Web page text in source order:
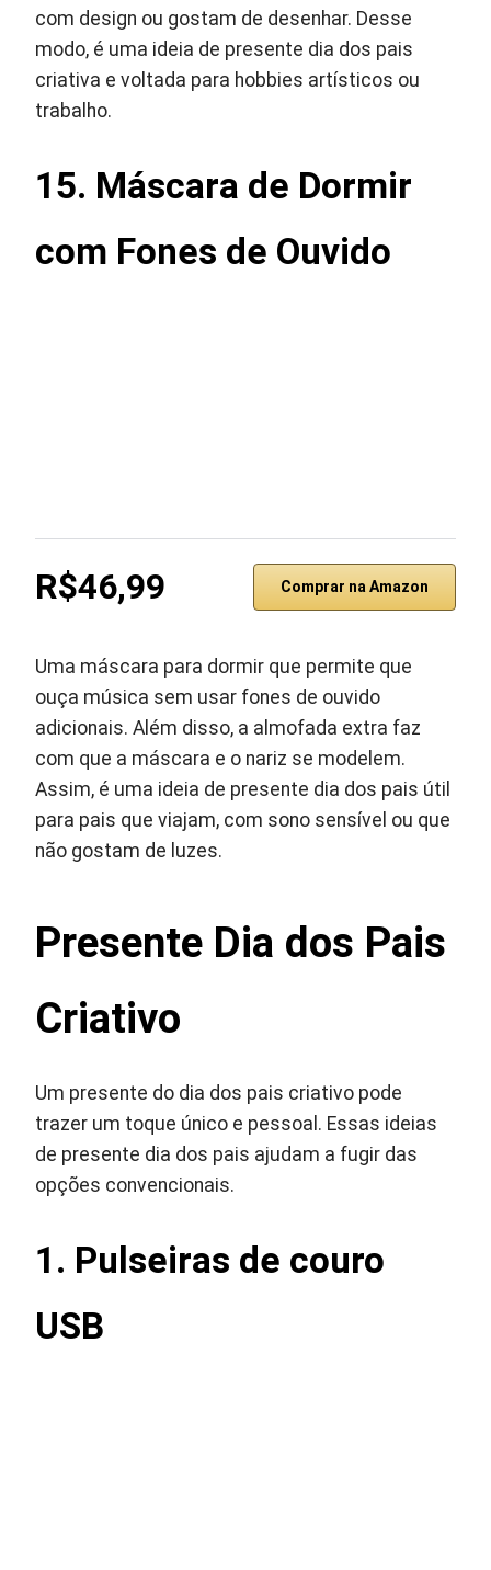
com design ou gostam de desenhar. Desse
modo, é uma ideia de presente dia dos pais
criativa e voltada para hobbies artísticos ou
trabalho.
15. Máscara de Dormir
com Fones de Ouvido
R$46,99 Comprar na Amazon
Uma máscara para dormir que permite que
ouça música sem usar fones de ouvido
adicionais. Além disso, a almofada extra faz
com que a máscara e o nariz se modelem.
Assim, é uma ideia de presente dia dos pais útil
para pais que viajam, com sono sensível ou que
não gostam de luzes.
Presente Dia dos Pais
Criativo
Um presente do dia dos pais criativo pode
trazer um toque único e pessoal. Essas ideias
de presente dia dos pais ajudam a fugir das
opções convencionais.
1. Pulseiras de couro
USB